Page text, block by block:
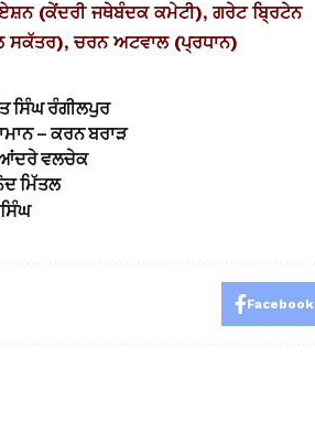
(ਕੇਂਦਰੀ ਜਥੇਬੰਦਕ ਕਮੇਟੀ), ਗਰੇਟ ਬ੍ਰਿਟੇਨ
ਸਕੱਤਰ), ਚਰਨ ਅਟਵਾਲ (ਪ੍ਰਧਾਨ)
ਸਿੰਘ ਰੰਗੀਲਪੁਰ
– ਕਰਨ ਬਰਾੜ
ਆਂਦਰੇ ਵਲਚੇਕ
ਮਿੱਤਲ
Facebook